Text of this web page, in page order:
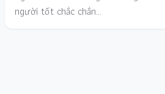
người tốt chắc chắn…